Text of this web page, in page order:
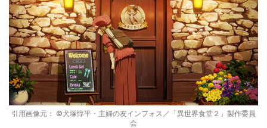
引用画像元： ©犬塚惇平・主婦の友インフォス／「異世界食堂２」製作委員
会